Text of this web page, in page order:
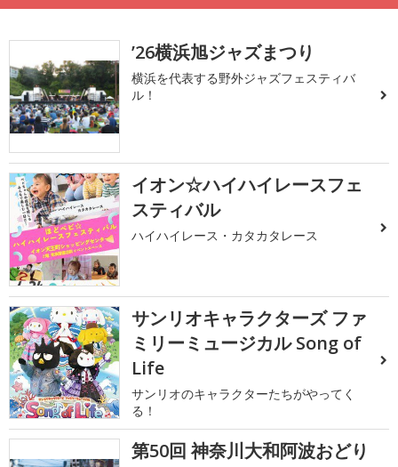
’26横浜旭ジャズまつり
横浜を代表する野外ジャズフェスティバ
ル！
イオン☆ハイハイレースフェ
スティバル
ハイハイレース・カタカタレース
サンリオキャラクターズ ファ
ミリーミュージカル Song of
Life
サンリオのキャラクターたちがやってく
る！
第50回 神奈川大和阿波おどり